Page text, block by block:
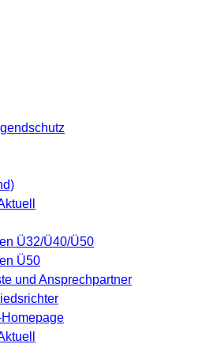
Ü32/Ü40/Ü50
Ü50
und Ansprechpartner